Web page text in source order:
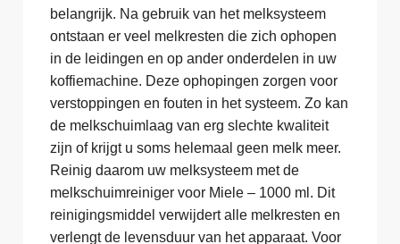
belangrijk. Na gebruik van het melksysteem
ontstaan er veel melkresten die zich ophopen
in de leidingen en op ander onderdelen in uw
koffiemachine. Deze ophopingen zorgen voor
verstoppingen en fouten in het systeem. Zo kan
de melkschuimlaag van erg slechte kwaliteit
zijn of krijgt u soms helemaal geen melk meer.
Reinig daarom uw melksysteem met de
melkschuimreiniger voor Miele – 1000 ml. Dit
reinigingsmiddel verwijdert alle melkresten en
verlengt de levensduur van het apparaat. Voor